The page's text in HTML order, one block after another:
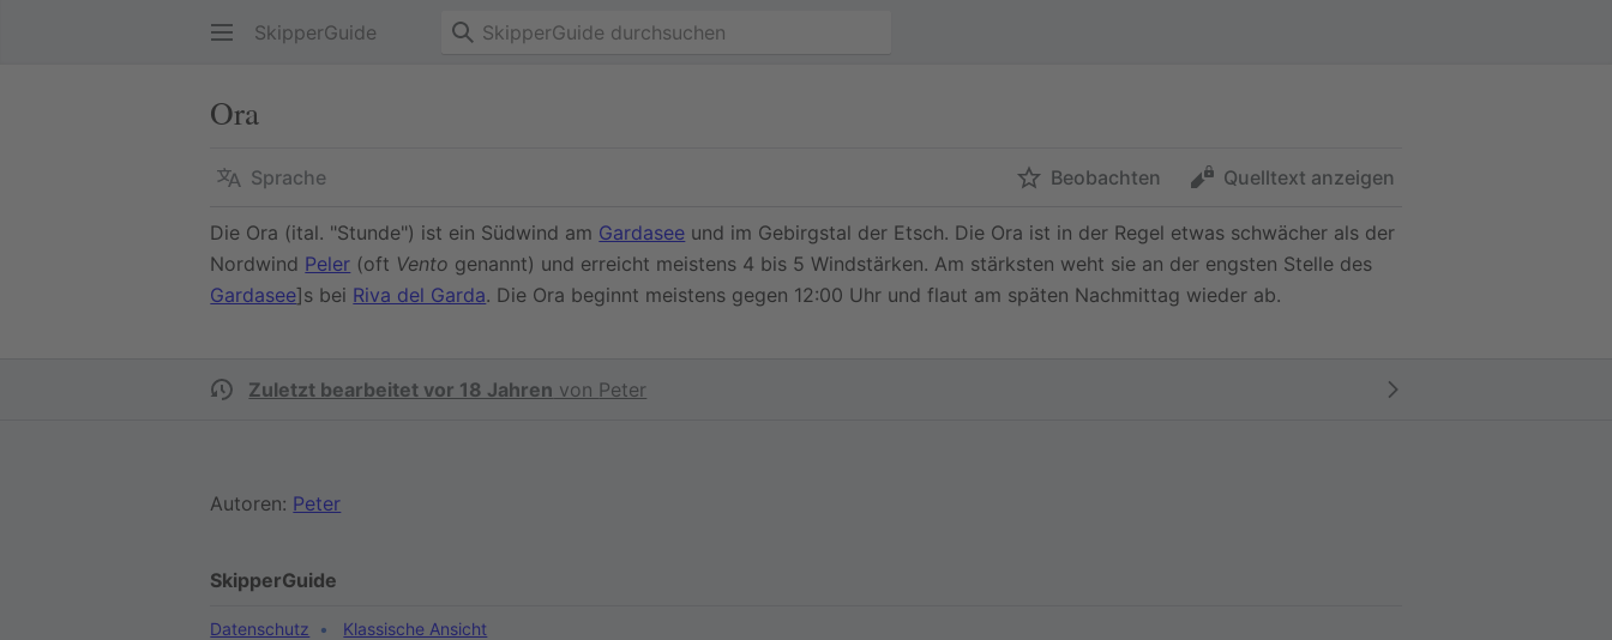
SkipperGuide
Ora
Sprache Beobachten Quelltext anzeigen
Die Ora (ital. "Stunde") ist ein Südwind am Gardasee und im Gebirgstal der Etsch. Die Ora ist in der Regel etwas schwächer als der
Nordwind Peler (oft Vento genannt) und erreicht meistens 4 bis 5 Windstärken. Am stärksten weht sie an der engsten Stelle des
Gardasee]s bei Riva del Garda. Die Ora beginnt meistens gegen 12:00 Uhr und flaut am späten Nachmittag wieder ab.
Zuletzt bearbeitet vor 18 Jahren von Peter
Autoren: Peter
SkipperGuide
Datenschutz Klassische Ansicht